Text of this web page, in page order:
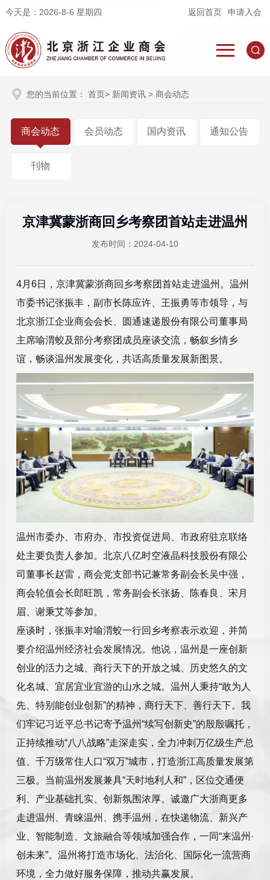
返回首页 申请入会
今天是： 2026-8-6 星期四
您的当前位置： 首页> 新闻资讯> 商会动态
商会动态 会员动态 国内资讯 通知公告
刊物
京津冀蒙浙商回乡考察团首站走进温州
发布时间：2024-04-10
4月6日，京津冀蒙浙商回乡考察团首站走进温州。温州
市委书记张振丰，副市长陈应许、王振勇等市领导，与
北京浙江企业商会会长、圆通速递股份有限公司董事局
主席喻渭蛟及部分考察团成员座谈交流，畅叙乡情乡
谊，畅谈温州发展变化，共话高质量发展新图景。
温州市委办、市府办、市投资促进局、市政府驻京联络
处主要负责人参加。北京八亿时空液晶科技股份有限公
司董事长赵雷，商会党支部书记兼常务副会长吴中强，
商会轮值会长郎旺凯，常务副会长张扬、陈春良、宋月
眉、谢秉艾等参加。
座谈时，张振丰对喻渭蛟一行回乡考察表示欢迎，并简
要介绍温州经济社会发展情况。他说，温州是一座创新
创业的活力之城、商行天下的开放之城、历史悠久的文
化名城、宜居宜业宜游的山水之城。温州人秉持“敢为人
先、特别能创业创新”的精神，商行天下、善行天下。我
们牢记习近平总书记寄予温州“续写创新史”的殷殷嘱托，
正持续推动“八八战略”走深走实，全力冲刺万亿级生产总
值、千万级常住人口“双万”城市，打造浙江高质量发展第
三极。当前温州发展兼具“天时地利人和”，区位交通便
利、产业基础扎实、创新氛围浓厚。诚邀广大浙商更多
走进温州、青睐温州、携手温州，在快递物流、新兴产
业、智能制造、文旅融合等领域加强合作，一同“来温州·
创未来”。温州将打造市场化、法治化、国际化一流营商
环境，全力做好服务保障，推动共赢发展。